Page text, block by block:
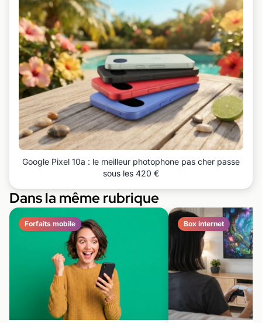
Google Pixel 10a : le meilleur photophone pas cher passe
sous les 420 €
Dans la même rubrique
Forfaits mobile Box internet